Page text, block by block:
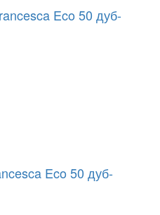
Eco 50 дуб-
Eco 50 дуб-